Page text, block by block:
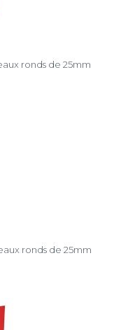
ronds de 25mm
ronds de 25mm